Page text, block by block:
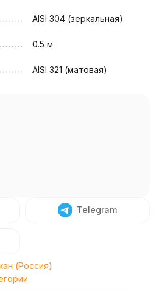
AISI 304 (зеркальная)
0.5 м
AISI 321 (матовая)
Telegram
(Россия)